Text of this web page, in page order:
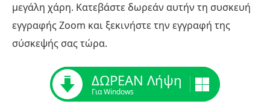
μεγάλη χάρη. Κατεβάστε δωρεάν αυτήν τη συσκευή
εγγραφής Zoom και ξεκινήστε την εγγραφή της
σύσκεψής σας τώρα.
ΔΩΡΕΑΝ Λήψη
Για Windows